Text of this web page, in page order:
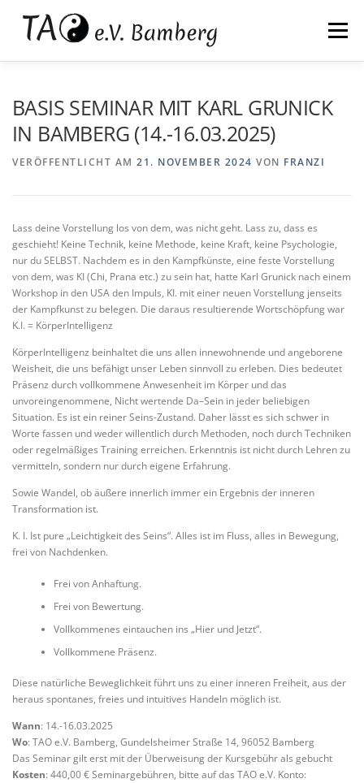
springen
Inhalt
springen
Menü
BASIS SEMINAR MIT KARL GRUNICK
IN BAMBERG (14.-16.03.2025)
VERÖFFENTLICHT AM 21. NOVEMBER 2024 VON FRANZI
Lass deine Vorstellung los von dem, was nicht geht. Lass zu, dass es
geschieht! Keine Technik, keine Methode, keine Kraft, keine Psychologie,
nur du SELBST. Nachdem es in den Kampfkünste, eine feste Vorstellung
von dem, was KI (Chi, Prana etc.) zu sein hat, hatte Karl Grunick nach einem
Workshop in den USA den Impuls, KI. mit einer neuen Vorstellung jenseits
der Kampfkunst zu belegen. Die daraus resultierende Wortschöpfung war
K.I. = KörperIntelligenz
KörperIntelligenz beinhaltet die uns allen innewohnende und angeborene
Weisheit, die uns befähigt unser Leben sinnvoll zu erleben. Dies bedeutet
Präsenz durch vollkommene Anwesenheit im Körper und das
unvoreingenommene, Nicht wertende Da–Sein in jeder beliebigen
Situation. Es ist ein reiner Seins-Zustand. Daher lässt es sich schwer in
Worte fassen und weder willentlich durch Methoden, noch durch Techniken
oder regelmäßiges Training erreichen. Erkenntnis ist nicht durch Lehren zu
vermitteln, sondern nur durch eigene Erfahrung.
Sowie Wandel, ob äußere innerlich immer ein Ergebnis der inneren
Transformation ist.
K. I. Ist pure „Leichtigkeit des Seins“. Alles ist im Fluss, alles in Bewegung,
frei von Nachdenken.
Frei von Anhaftung.
Frei von Bewertung.
Vollkommenes eintauchen ins „Hier und Jetzt“.
Vollkommene Präsenz.
Diese natürliche Beweglichkeit führt uns zu einer inneren Freiheit, aus der
heraus spontanes, freies und intuitives Handeln möglich ist.
Wann: 14.-16.03.2025
Wo: TAO e.V. Bamberg, Gundelsheimer Straße 14, 96052 Bamberg
Das Seminar gilt erst mit der Überweisung der Kursgebühr als gebucht
Kosten: 440,00 € Seminargebühren, bitte auf das TAO e.V. Konto: